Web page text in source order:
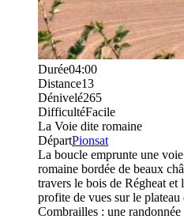
Durée04:00
Distance13
Dénivelé265
DifficultéFacile
La Voie dite romaine
DépartPionsat
La boucle emprunte une
romaine bordée de beaux
travers le bois de Régheat
profite de vues sur le
Combrailles : une randonnée